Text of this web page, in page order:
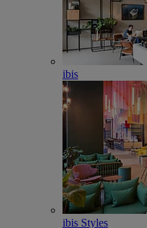
ibis
ibis Styles